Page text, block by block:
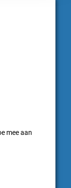
mee aan